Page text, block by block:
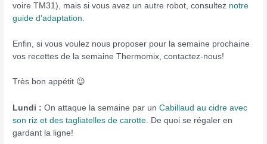
voire TM31), mais si vous avez un autre robot, consultez notre
guide d’adaptation
Enfin, si vous voulez nous proposer pour la semaine prochaine
vos recettes de la semaine Thermomix, contactez-nous!
Très bon appétit 😉
Lundi : On attaque la semaine par unCabillaud au cidre avec
son riz et des tagliatelles de carotte. De quoi se régaler en
gardant la ligne!